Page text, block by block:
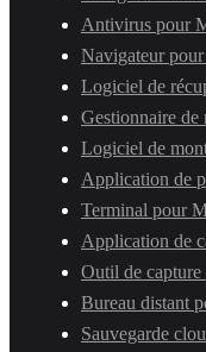
Antivirus pour
Navigateur
Logiciel de
Gestionnaire de
Logiciel de
Application de
Terminal pour
Application de
Outil de
Bureau distant
Sauvegarde